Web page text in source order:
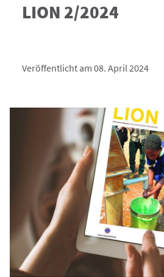
LION 2/2024
Veröffentlicht am 08. April 2024